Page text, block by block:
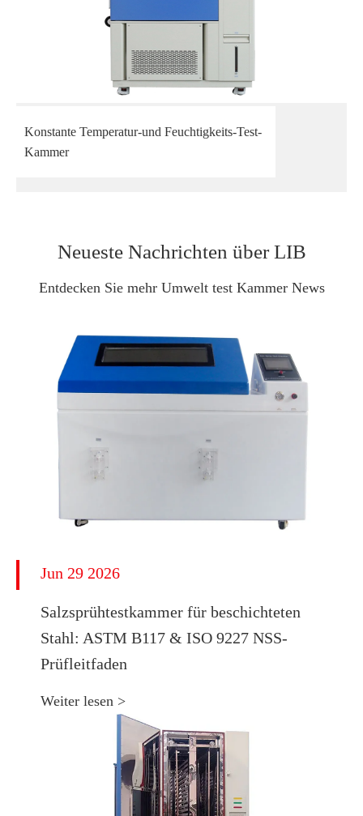
Konstante Temperatur-und Feuchtigkeits-Test-
Kammer
Neueste Nachrichten über LIB
Entdecken Sie mehr Umwelt test Kammer News
Jun 29 2026
​Salzsprühtestkammer für beschichteten
Stahl: ASTM B117 & ISO 9227 NSS-
Prüfleitfaden
Weiter lesen >